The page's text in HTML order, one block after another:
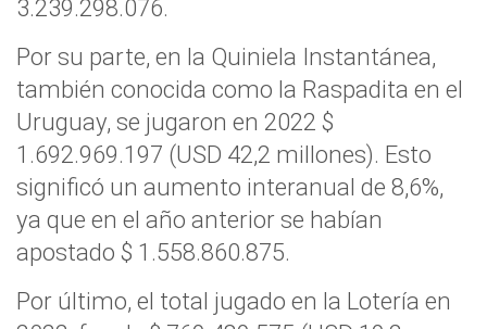
3.239.298.076.
Por su parte, en la Quiniela Instantánea,
también conocida como la Raspadita en el
Uruguay, se jugaron en 2022 $
1.692.969.197 (USD 42,2 millones). Esto
significó un aumento interanual de 8,6%,
ya que en el año anterior se habían
apostado $ 1.558.860.875.
Por último, el total jugado en la Lotería en